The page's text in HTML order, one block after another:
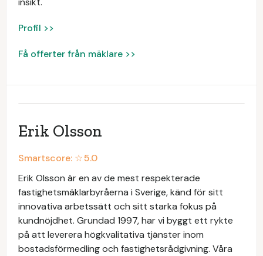
Profil >>
Få offerter från mäklare >>
Erik Olsson
Smartscore: ☆5.0
Erik Olsson är en av de mest respekterade
fastighetsmäklarbyråerna i Sverige, känd för sitt
innovativa arbetssätt och sitt starka fokus på
kundnöjdhet. Grundad 1997, har vi byggt ett rykte
på att leverera högkvalitativa tjänster inom
bostadsförmedling och fastighetsrådgivning. Våra